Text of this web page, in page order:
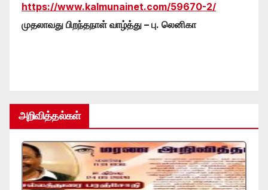
https://www.kalmunainet.com/59670-2/
முதலாவது பிறந்தநாள் வாழ்த்து – பு. லெனிகா
அறிவித்தல்கள்